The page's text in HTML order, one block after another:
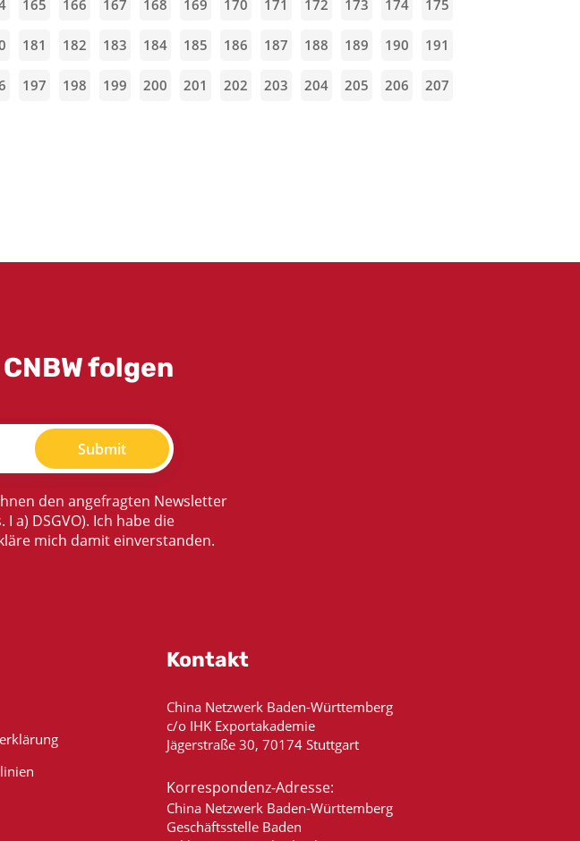
165 166 167 168 169 170 171 172 173 174 175
181 182 183 184 185 186 187 188 189 190 191
197 198 199 200 201 202 203 204 205 206 207
folgen
Submit
den angefragten Newsletter
a) DSGVO). Ich habe die
mich damit einverstanden.
Kontakt
China Netzwerk Baden-Württemberg
c/o IHK Exportakademie
Jägerstraße 30, 70174 Stuttgart
Korrespondenz-Adresse:
China Netzwerk Baden-Württemberg
Geschäftsstelle Baden